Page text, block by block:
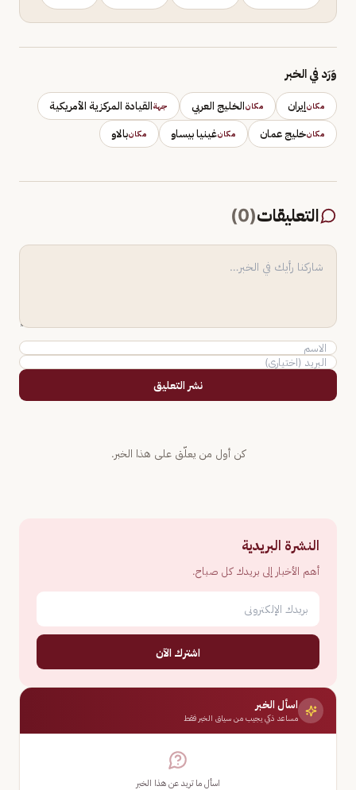
وَرَد في الخبر
مكانإيران مكانالخليج العربي جهةالقيادة المركزية الأمريكية
مكانخليج عمان مكانغينيا بيساو مكانبالاو
التعليقات(
0
)
نشر التعليق
كن أول من يعلّق على هذا الخبر.
النشرة البريدية
أهم الأخبار إلى بريدك كل صباح.
اشترك الآن
اسأل الخبر
مساعد ذكي يجيب من سياق الخبر فقط
اسأل ما تريد عن هذا الخبر